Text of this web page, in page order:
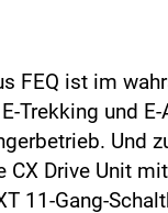
FEQ ist im
Trekking und
Und
CX Drive Unit
11-Gang-